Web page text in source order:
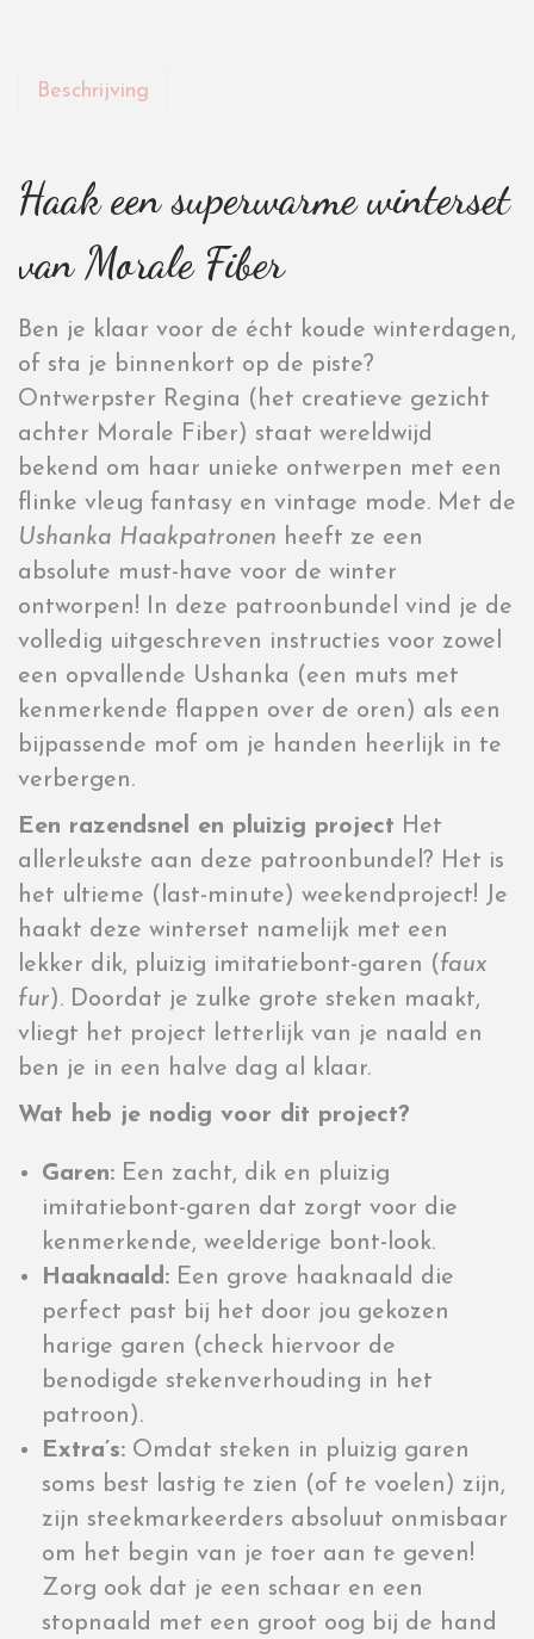
Beschrijving
Haak een superwarme winterset
van Morale Fiber
Ben je klaar voor de écht koude winterdagen,
of sta je binnenkort op de piste?
Ontwerpster Regina (het creatieve gezicht
achter Morale Fiber) staat wereldwijd
bekend om haar unieke ontwerpen met een
flinke vleug fantasy en vintage mode. Met de
Ushanka Haakpatronen heeft ze een
absolute must-have voor de winter
ontworpen! In deze patroonbundel vind je de
volledig uitgeschreven instructies voor zowel
een opvallende Ushanka (een muts met
kenmerkende flappen over de oren) als een
bijpassende mof om je handen heerlijk in te
verbergen.
Een razendsnel en pluizig project Het
allerleukste aan deze patroonbundel? Het is
het ultieme (last-minute) weekendproject! Je
haakt deze winterset namelijk met een
lekker dik, pluizig imitatiebont-garen (faux
fur). Doordat je zulke grote steken maakt,
vliegt het project letterlijk van je naald en
ben je in een halve dag al klaar.
Wat heb je nodig voor dit project?
Garen: Een zacht, dik en pluizig
imitatiebont-garen dat zorgt voor die
kenmerkende, weelderige bont-look.
Haaknaald: Een grove haaknaald die
perfect past bij het door jou gekozen
harige garen (check hiervoor de
benodigde stekenverhouding in het
patroon).
Extra’s: Omdat steken in pluizig garen
soms best lastig te zien (of te voelen) zijn,
zijn steekmarkeerders absoluut onmisbaar
om het begin van je toer aan te geven!
Zorg ook dat je een schaar en een
stopnaald met een groot oog bij de hand